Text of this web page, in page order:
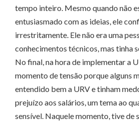
tempo inteiro. Mesmo quando não
entusiasmado com as ideias, ele
irrestritamente. Ele não era uma
conhecimentos técnicos, mas tinha
No final, na hora de implementar a
momento de tensão porque alguns
entendido bem a URV e tinham
prejuízo aos salários, um tema ao
sensível. Naquele momento, tive de